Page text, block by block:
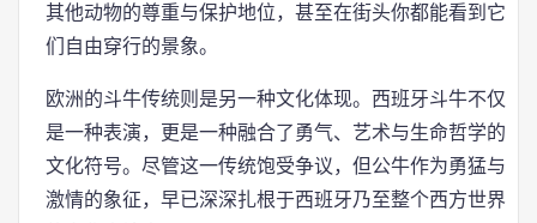
其他动物的尊重与保护地位，甚至在街头你都能看到它
们自由穿行的景象。
欧洲的斗牛传统则是另一种文化体现。西班牙斗牛不仅
是一种表演，更是一种融合了勇气、艺术与生命哲学的
文化符号。尽管这一传统饱受争议，但公牛作为勇猛与
激情的象征，早已深深扎根于西班牙乃至整个西方世界